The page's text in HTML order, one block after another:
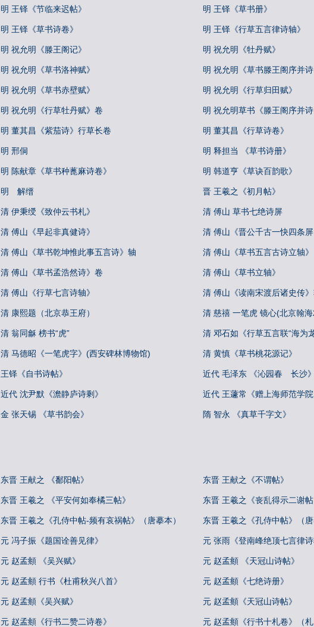
明 王铎《节临来迟帖》 明 王铎《草书册》
明 王铎《草书诗卷》 明 王铎《行草五言律诗轴》
明 祝允明《滕王阁记》 明 祝允明《牡丹赋》
明 祝允明《草书洛神赋》 明 祝允明《草书滕王阁序并
明 祝允明《草书赤壁赋》 明 祝允明《行草归田赋》
明 祝允明《行草牡丹赋》卷 明 祝允明草书《滕王阁序并
明 董其昌《紫茄诗》行草长卷 明 董其昌《行草诗卷》
明 邢侗 明 释担当 《草书诗册》
明 陈献章《草书种蓖麻诗卷》 明 韩道亨《草诀百韵歌》
明 解缙 晋 王羲之《初月帖》
清 伊秉绶《致仲云书札》 清 傅山 草书七绝诗屏
清 傅山《早起非真健诗》 清 傅山《晋公千古一快四条
清 傅山《草书乾坤惟此事五言诗》轴 清 傅山《草书五言古诗立轴》
清 傅山《草书孟浩然诗》卷 清 傅山《草书立轴》
清 傅山《行草七言诗轴》 清 傅山《读南宋渡后诸史传
清 康熙题（北京恭王府） 清 慈禧 一笔虎 镜心(北京翰
清 翁同龢 榜书“虎” 清 邓石如《行草五言联“海为
清 马德昭《一笔虎字》(西安碑林博物馆) 清 黄慎《草书桃花源记》
王铎《自书诗帖》 近代 毛泽东 《沁园春 长沙
近代 沈尹默《澹静庐诗剩》 近代 王蘧常《赠上海师范学
金 张天锡 《草书韵会》 隋 智永 《真草千字文》
东晋 王献之 《鄱阳帖》 东晋 王献之《不谓帖》
东晋 王羲之 《平安何如奉橘三帖》 东晋 王羲之《丧乱得示二谢
东晋 王羲之《孔侍中帖-频有哀祸帖》（唐摹本） 东晋 王羲之《孔侍中帖》（
元 冯子振《题国诠善见律》 元 张雨《登南峰绝顶七言律
元 赵孟頫 《吴兴赋》 元 赵孟頫 《天冠山诗帖》
元 赵孟頫 行书《杜甫秋兴八首》 元 赵孟頫《七绝诗册》
元 赵孟頫《吴兴赋》 元 赵孟頫《天冠山诗帖》
元 赵孟頫《行书二赞二诗卷》 元 赵孟頫《行书十札卷》（